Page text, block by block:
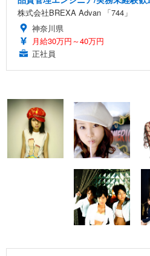
株式会社BREXA Advan 「744」
神奈川県
月給30万円～40万円
正社員